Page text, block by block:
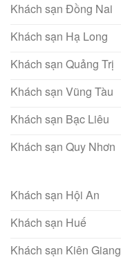
Khách sạn Đồng Nai
Khách sạn Hạ Long
Khách sạn Quảng Trị
Khách sạn Vũng Tàu
Khách sạn Bạc Liêu
Khách sạn Quy Nhơn
Khách sạn Hội An
Khách sạn Huế
Khách sạn Kiên Giang